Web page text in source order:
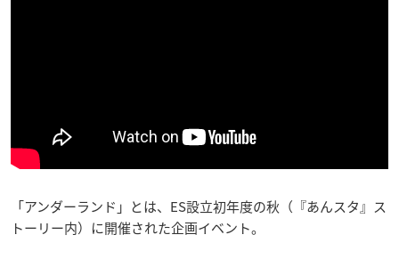
「アンダーランド」とは、ES設立初年度の秋（『あんスタ』ス
トーリー内）に開催された企画イベント。